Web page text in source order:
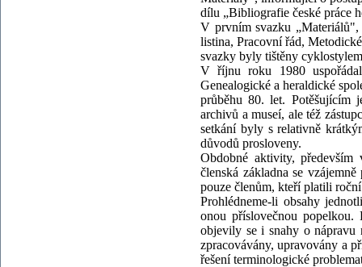
dílu „Bibliografie české práce
V prvním svazku
listina, Pracovní řád,
svazky byly tištěny
V říjnu roku 1980
Genealogické a heraldické
průběhu 80. let. Potěšujícím
archivů a museí, ale též
setkání byly s relativně
důvodů prosloveny.
Obdobné aktivity, především
členská základna se
pouze členům, kteří platili
Prohlédneme-li obsahy
onou příslovečnou popelkou.
objevily se i snahy o nápravu
zpracovávány, upravovány a
řešení terminologické